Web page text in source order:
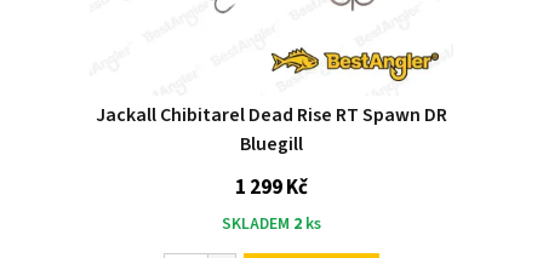
Jackall Chibitarel Dead Rise RT Spawn DR
Bluegill
1 299 Kč
SKLADEM 2 ks